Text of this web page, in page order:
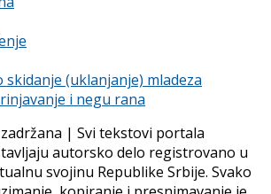
skidanje (uklanjanje) mladeza
i negu rana
| Svi tekstovi portala
autorsko delo registrovano u
svojinu Republike Srbije. Svako